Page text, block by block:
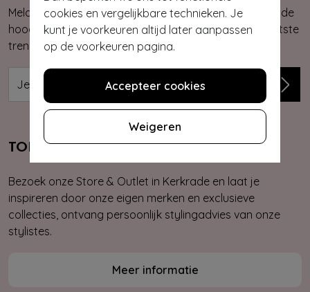
cookies en vergelijkbare technieken. Je
kunt je voorkeuren altijd later aanpassen
op de voorkeuren pagina.
Accepteer cookies
Weigeren
Meld je aan voor onze nieuwsbrief. Zo ben je altijd op de
hoogte van onze nieuwste & exclusieve collecties, laatste
trends, kortingsacties en giveaways.
TOPVINTAGE STORE & OUTLET
Bezoek onze Store & Outlet in Kerkrade en laat je
inspireren door onze eigen merken en exclusieve
collecties, ontvang persoonlijk stylingadvies van onze
stylistes.
Meer informatie